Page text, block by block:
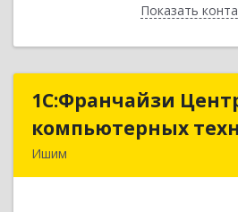
ПоказатьНазад
1С:Франчайзи
компьютерных
Ишим
компьютерных